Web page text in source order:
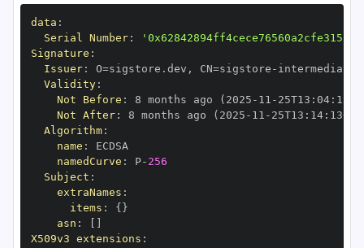
data :
Serial Number:
Signature :
Issuer: O=sigstore.dev , CN=sigstore -
Validity:
Not Before : 8 months ago (2025 - 11 - 25T13 : 04:
Not After: 8 months ago (2025 - 11 - 25T13 : 14: 13+00
Algorithm:
name :
namedCurve : P- 256
Subject :
extraNames :
items : { }
asn :
X509v3 extensions :